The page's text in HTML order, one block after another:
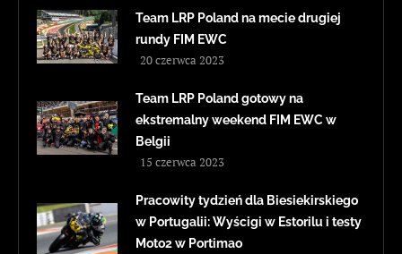
Team LRP Poland na mecie drugiej
rundy FIM EWC
20 czerwca 2023
Team LRP Poland gotowy na
ekstremalny weekend FIM EWC w
Belgii
15 czerwca 2023
Pracowity tydzień dla Biesiekirskiego
w Portugalii: Wyścigi w Estorilu i testy
Moto2 w Portimao